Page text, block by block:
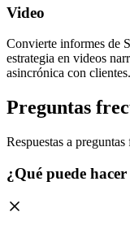
Video
Convierte informes de
estrategia en videos
asincrónica con clientes.
Preguntas
Respuestas a
¿Qué puede